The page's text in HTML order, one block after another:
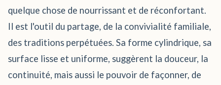
quelque chose de nourrissant et de réconfortant.
Il est l'outil du partage, de la convivialité familiale,
des traditions perpétuées. Sa forme cylindrique, sa
surface lisse et uniforme, suggèrent la douceur, la
continuité, mais aussi le pouvoir de façonner, de